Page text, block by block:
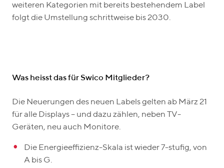
weiteren Kategorien mit bereits bestehendem Label
folgt die Umstellung schrittweise bis 2030.
Was heisst das für Swico Mitglieder?
Die Neuerungen des neuen Labels gelten ab März 21
für alle Displays – und dazu zählen, neben TV-
Geräten, neu auch Monitore.
Die Energieeffizienz-Skala ist wieder 7-stufig, von
A bis G.